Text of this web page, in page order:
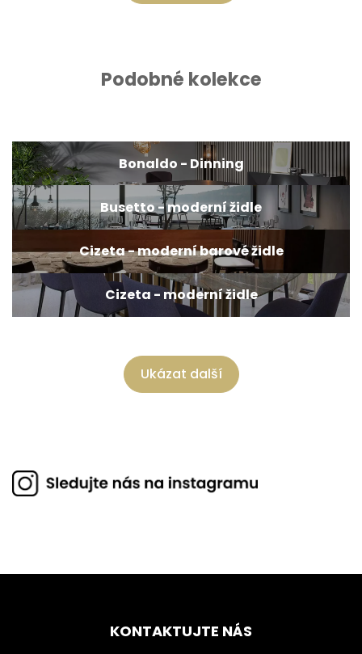
Podobné kolekce
Bonaldo - Dinning
Busetto - moderní židle
Cizeta - moderní barové židle
Cizeta - moderní židle
Ukázat další
KONTAKTUJTE NÁS